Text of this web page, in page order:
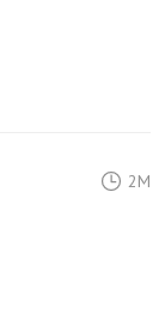
2M